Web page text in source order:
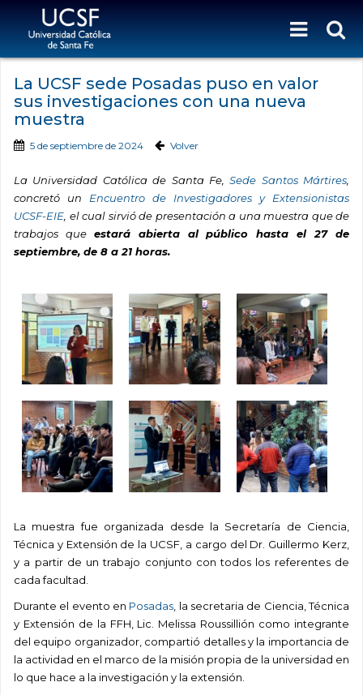
La UCSF sede Posadas puso en valor
sus investigaciones con una nueva
muestra
5 de septiembre de 2024 Volver
La Universidad Católica de Santa Fe,Sede Santos Mártires
concretó un Encuentro de Investigadores y Extensionistas
UCSF-EIE , el cual sirvió de presentación a una muestra que de
trabajos que estará abierta al público hasta el 27 de
septiembre, de 8 a 21 horas.
La muestra fue organizada desde la Secretaría de Ciencia,
Técnica y Extensión de la UCSF, a cargo del Dr. Guillermo Kerz,
y a partir de un trabajo conjunto con todos los referentes de
cada facultad.
Durante el evento en Posadas , la secretaria de Ciencia, Técnica
y Extensión de la FFH, Lic. Melissa Roussillión como integrante
del equipo organizador, compartió detalles y la importancia de
la actividad en el marco de la misión propia de la universidad en
lo que hace a la investigación y la extensión.